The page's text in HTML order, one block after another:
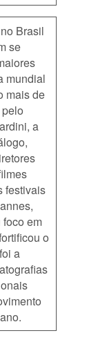
Brasil
se
mundial
mais de
a
festivais
em
o
a